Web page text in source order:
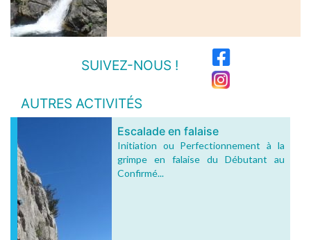
SUIVEZ-NOUS !
AUTRES ACTIVITÉS
Escalade en falaise
Initiation ou Perfectionnement à la
grimpe en falaise du Débutant au
Confirmé...